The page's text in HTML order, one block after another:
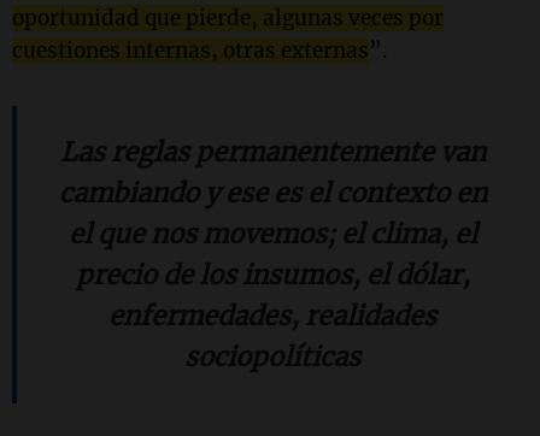
oportunidad que pierde, algunas veces por
cuestiones internas, otras externas”.
Las reglas permanentemente van
cambiando y ese es el contexto en
el que nos movemos; el clima, el
precio de los insumos, el dólar,
enfermedades, realidades
sociopolíticas